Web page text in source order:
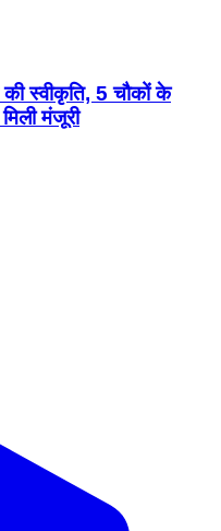
स्वीकृति, 5 चौकों के
मंजूरी